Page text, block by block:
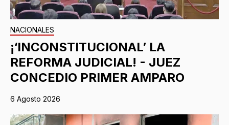
NACIONALES
¡‘INCONSTITUCIONAL’ LA
REFORMA JUDICIAL! - JUEZ
CONCEDIO PRIMER AMPARO
6 Agosto 2026